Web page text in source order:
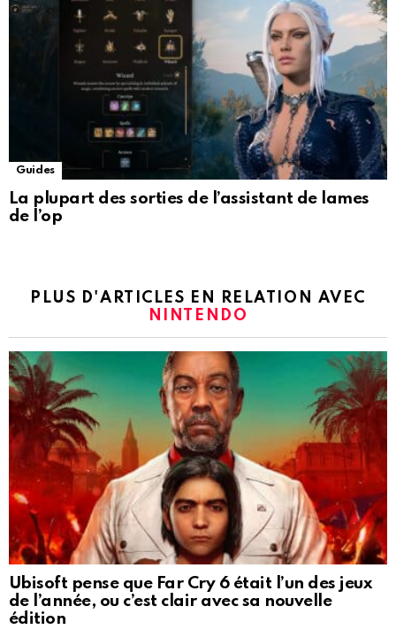
Guides
La plupart des sorties de l’assistant de lames
de l’op
PLUS D'ARTICLES EN RELATION AVEC
NINTENDO
Ubisoft pense que Far Cry 6 était l’un des jeux
de l’année, ou c’est clair avec sa nouvelle
édition